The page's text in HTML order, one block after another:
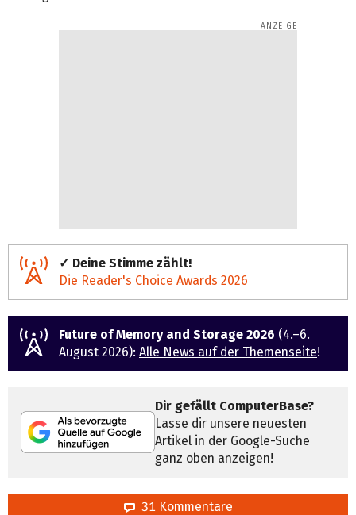
✓ Deine Stimme zählt!
Die Reader's Choice Awards 2026
Future of Memory and Storage 2026 (4.–6.
August 2026): Alle News auf der Themenseite!
Dir gefällt ComputerBase?
Lasse dir unsere neuesten
Artikel in der Google-Suche
ganz oben anzeigen!
31 Kommentare